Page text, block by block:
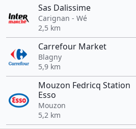
Sas Dalissime
Carignan - Wé
2,5 km
Carrefour Market
Blagny
5,9 km
Mouzon Fedricq Station
Esso
Mouzon
5,2 km